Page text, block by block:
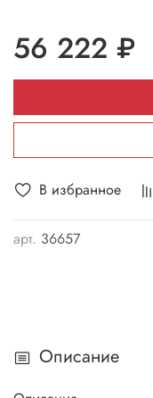
В избранное
арт. 36657
56 222 ₽
Описание